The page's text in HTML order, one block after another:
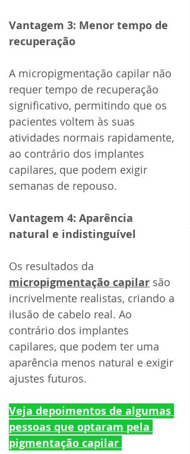
Vantagem 3: Menor tempo de
recuperação
A micropigmentação capilar não
requer tempo de recuperação
significativo, permitindo que os
pacientes voltem às suas
atividades normais rapidamente,
ao contrário dos implantes
capilares, que podem exigir
semanas de repouso.
Vantagem 4: Aparência
natural e indistinguível
Os resultados da
micropigmentação capilar são
incrivelmente realistas, criando a
ilusão de cabelo real. Ao
contrário dos implantes
capilares, que podem ter uma
aparência menos natural e exigir
ajustes futuros.
Veja depoimentos de algumas
pessoas que optaram pela
pigmentação capilar